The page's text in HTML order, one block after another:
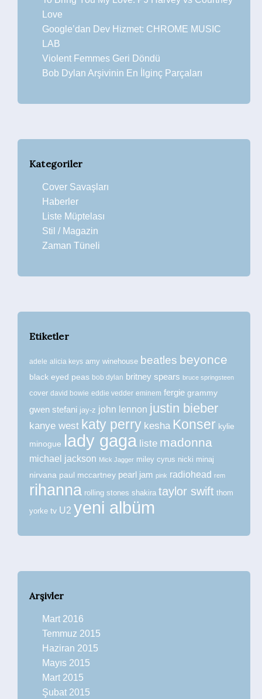
Love
Google’dan Dev Hizmet: CHROME MUSIC
LAB
Violent Femmes Geri Döndü
Bob Dylan Arşivinin En İlginç Parçaları
Kategoriler
Cover Savaşları
Haberler
Liste Müptelası
Stil / Magazin
Zaman Tüneli
Etiketler
adele alicia keys amy winehouse beatles beyonce
black eyed peas bob dylan britney spears bruce springsteen
cover david bowie eddie vedder eminem fergie grammy
gwen stefani jay-z john lennon justin bieber
kanye west katy perry kesha Konser kylie
minogue lady gaga liste madonna
michael jackson Mick Jagger miley cyrus nicki minaj
nirvana paul mccartney pearl jam pink radiohead rem
rihanna rolling stones shakira taylor swift thom
yorke tv U2 yeni albüm
Arşivler
Mart 2016
Temmuz 2015
Haziran 2015
Mayıs 2015
Mart 2015
Şubat 2015